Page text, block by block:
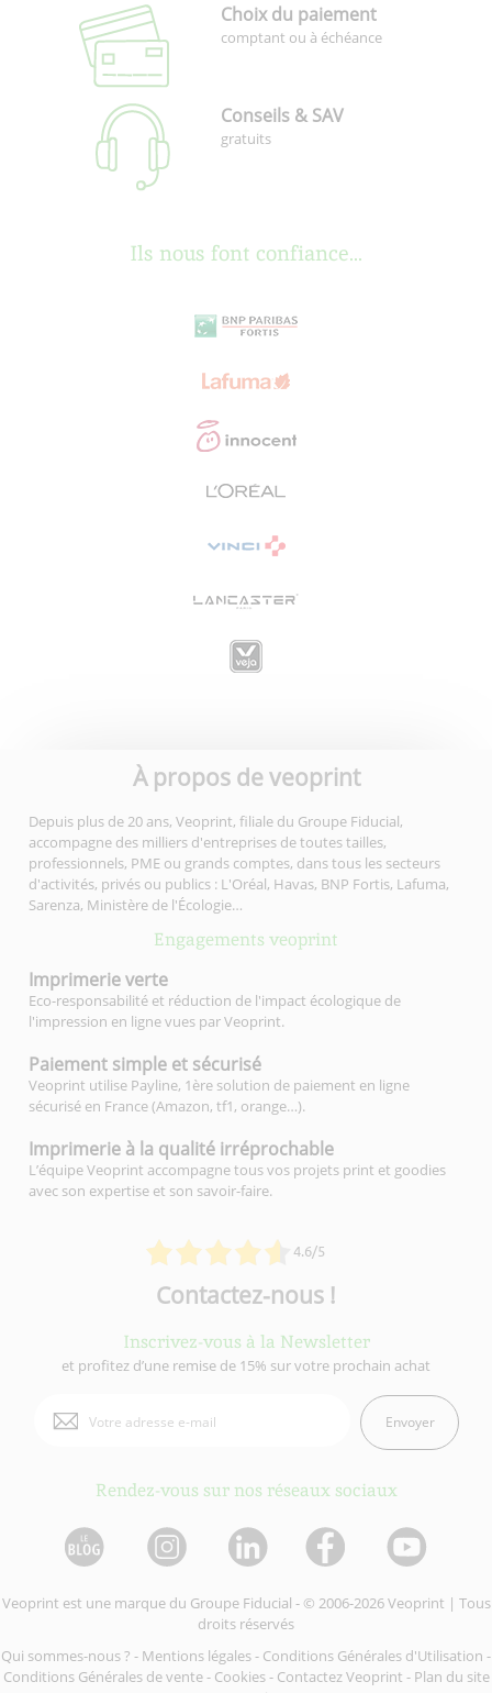
Choix du paiement
comptant ou à échéance
Conseils & SAV
gratuits
Ils nous font confiance...
À propos de veoprint
Depuis plus de 20 ans, Veoprint, filiale du Groupe Fiducial,
accompagne des milliers d'entreprises de toutes tailles,
professionnels, PME ou grands comptes, dans tous les secteurs
d'activités, privés ou publics : L'Oréal, Havas, BNP Fortis, Lafuma,
Sarenza, Ministère de l'Écologie…
Engagements veoprint
4.6/5
Imprimerieverte
Eco-responsabilité et réduction de l'impact écologique de
l'impression en ligne vues par Veoprint.
Paiement simple et sécurisé
Veoprint utilise Payline, 1ère solution de paiement en ligne
sécurisé en France (Amazon, tf1, orange…).
Imprimerie à la qualité irréprochable
L’équipe Veoprint accompagne tous vos projets print et goodies
avec son expertise et son savoir-faire.
Contactez-nous !
Inscrivez-vous à la Newsletter
et profitez d’une remise de 15% sur votre prochain achat
Envoyer
Rendez-vous sur nos réseaux sociaux
Veoprint est une marque du Groupe Fiducial - © 2006-2026 Veoprint | Tous
droits réservés
Qui sommes-nous ? - Mentions légales- Conditions Générales d'Utilisation -
Conditions Générales de vente- Cookies- Contactez Veoprint - Plan du site